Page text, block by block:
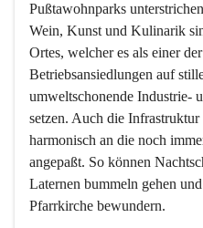
Pußtawohnparks
Wein, Kunst und Kulinarik
Ortes, welcher es als einer
Betriebsansiedlungen auf
umweltschonende Industrie-
setzen. Auch die
harmonisch an die noch
angepaßt. So können
Laternen bummeln gehen
Pfarrkirche bewundern.